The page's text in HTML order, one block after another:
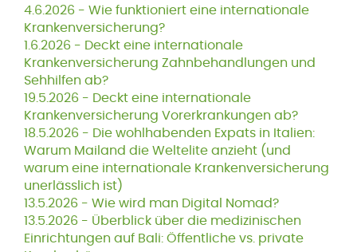
4.6.2026 - Wie funktioniert eine internationale
Krankenversicherung?
1.6.2026 - Deckt eine internationale
Krankenversicherung Zahnbehandlungen und
Sehhilfen ab?
19.5.2026 - Deckt eine internationale
Krankenversicherung Vorerkrankungen ab?
18.5.2026 - Die wohlhabenden Expats in Italien:
Warum Mailand die Weltelite anzieht (und
warum eine internationale Krankenversicherung
unerlässlich ist)
13.5.2026 - Wie wird man Digital Nomad?
13.5.2026 - Überblick über die medizinischen
Einrichtungen auf Bali: Öffentliche vs. private